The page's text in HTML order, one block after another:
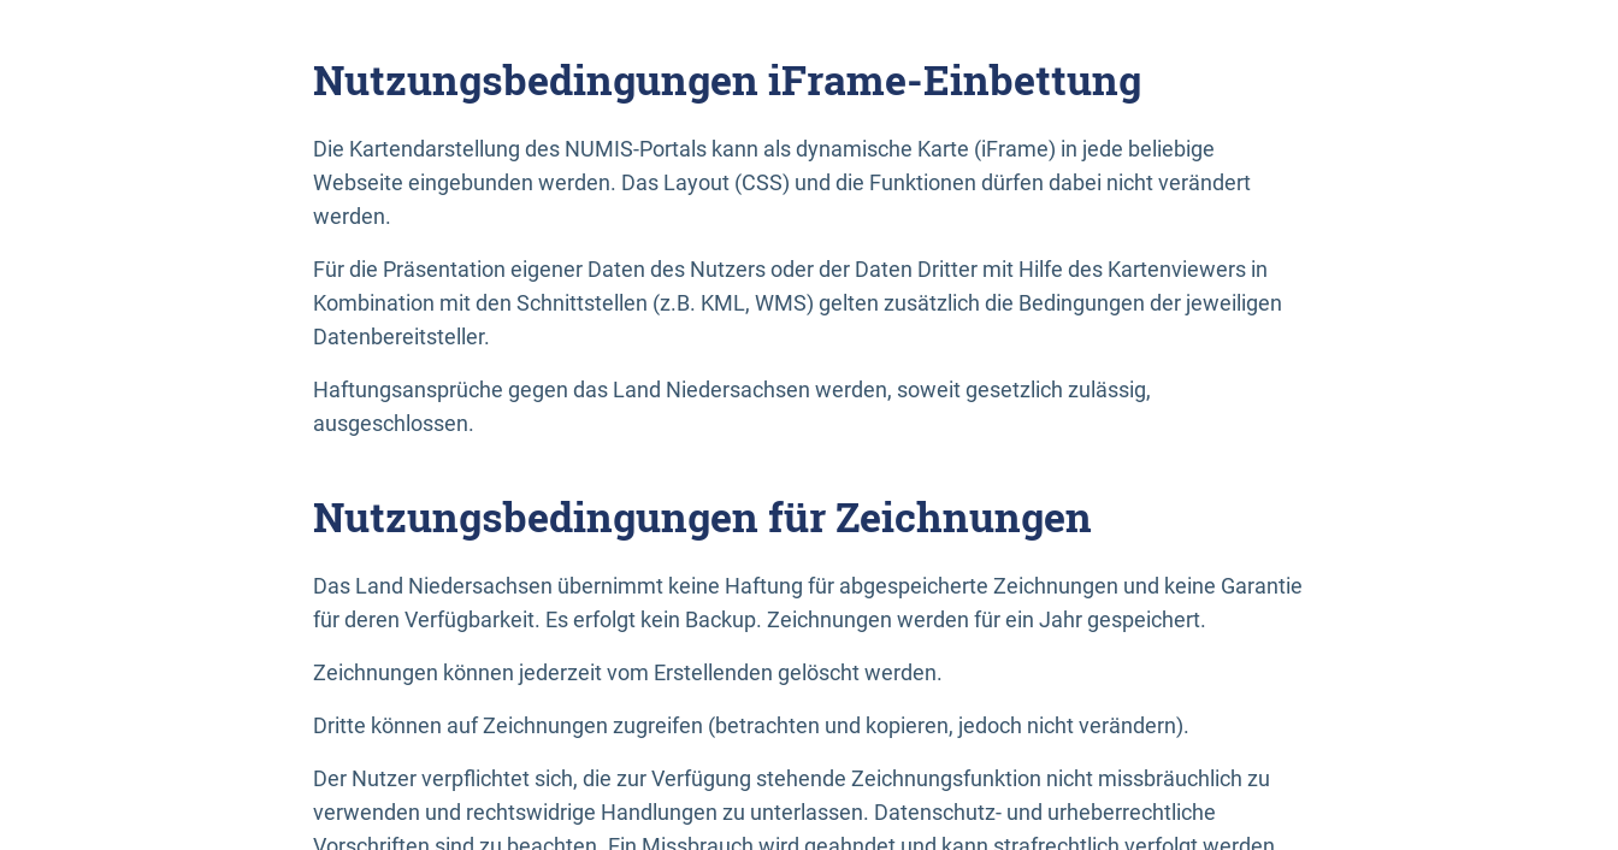
Nutzungsbedingungen iFrame-Einbettung
Die Kartendarstellung des NUMIS-Portals kann als dynamische Karte (iFrame) in jede beliebige
Webseite eingebunden werden. Das Layout (CSS) und die Funktionen dürfen dabei nicht verändert
werden.
Für die Präsentation eigener Daten des Nutzers oder der Daten Dritter mit Hilfe des Kartenviewers in
Kombination mit den Schnittstellen (z.B. KML, WMS) gelten zusätzlich die Bedingungen der jeweiligen
Datenbereitsteller.
Haftungsansprüche gegen das Land Niedersachsen werden, soweit gesetzlich zulässig,
ausgeschlossen.
Nutzungsbedingungen für Zeichnungen
Das Land Niedersachsen übernimmt keine Haftung für abgespeicherte Zeichnungen und keine Garantie
für deren Verfügbarkeit. Es erfolgt kein Backup. Zeichnungen werden für ein Jahr gespeichert.
Zeichnungen können jederzeit vom Erstellenden gelöscht werden.
Dritte können auf Zeichnungen zugreifen (betrachten und kopieren, jedoch nicht verändern).
Der Nutzer verpflichtet sich, die zur Verfügung stehende Zeichnungsfunktion nicht missbräuchlich zu
verwenden und rechtswidrige Handlungen zu unterlassen. Datenschutz- und urheberrechtliche